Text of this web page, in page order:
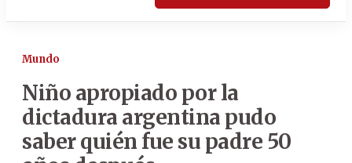
Mundo
Niño apropiado por la
dictadura argentina pudo
saber quién fue su padre 50